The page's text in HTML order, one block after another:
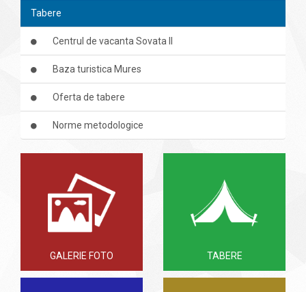
Tabere
Centrul de vacanta Sovata II
Baza turistica Mures
Oferta de tabere
Norme metodologice
GALERIE FOTO TABERE